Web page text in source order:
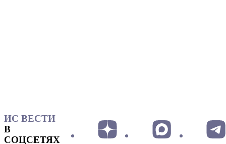
ИС ВЕСТИ
В
СОЦСЕТЯХ